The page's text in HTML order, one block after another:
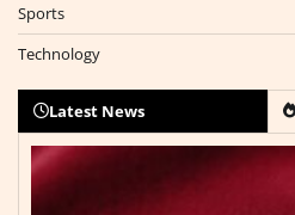
Sports
Technology
Latest News